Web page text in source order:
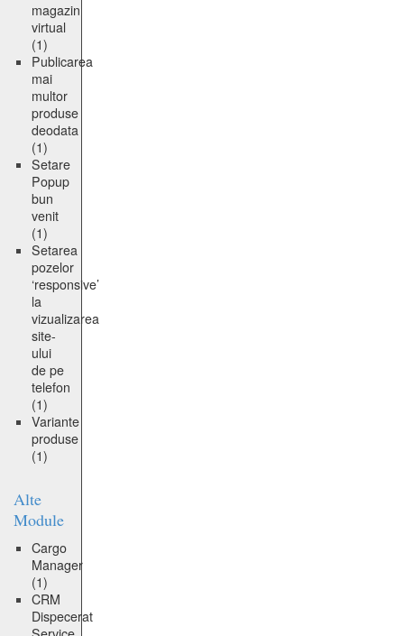
magazin
virtual
(1)
Publicarea
mai
multor
produse
deodata
(1)
Setare
Popup
bun
venit
(1)
Setarea
pozelor
‘responsive’
la
vizualizarea
site-
ului
de pe
telefon
(1)
Variante
produse
(1)
Alte
Module
Cargo
Manager
(1)
CRM
Dispecerat